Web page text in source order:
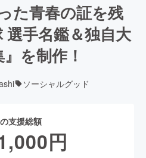
た青春の証を残
選手名鑑＆独自大
を制作！
ソーシャルグッド
支援総額
円